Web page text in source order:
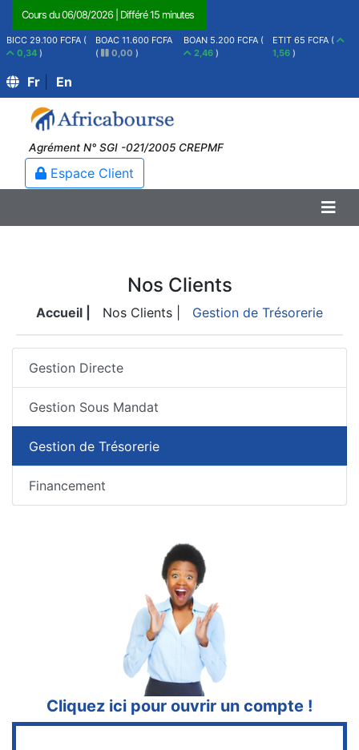
Cours du06/08/2026 Différé 15 minutes
BICC 29.100 FCFA (
0,34 )
BOAC 11.600 FCFA
(
0,00 )
BOAN 5.200 FCFA (
2,46 )
ETIT 65 FCFA (
1,56 )
Fr En
Agrément N° SGI -021/2005 CREPMF
Espace Client
Nos Clients
Accueil | Nos Clients | Gestion de Trésorerie
Gestion Directe
Gestion Sous Mandat
Gestion de Trésorerie
Financement
Cliquez ici pour ouvrir un compte !